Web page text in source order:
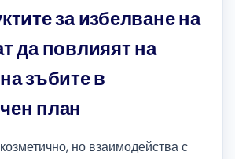
за избелване на
да повлияят на
зъбите в
план
но взаимодейства с